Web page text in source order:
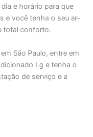
e horário para que
e você tenha o seu ar-
total conforto.
São Paulo, entre em
Lg e tenha o
de serviço e a